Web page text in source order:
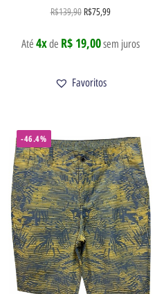
R$139,90 R$75,99
Até 4xde R$ 19,00sem juros
Favoritos
-46.4%